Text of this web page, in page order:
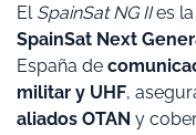
El SpainSat NG IIes la
SpainSat Next
España de
militar y UHF,
aliados OTAN y